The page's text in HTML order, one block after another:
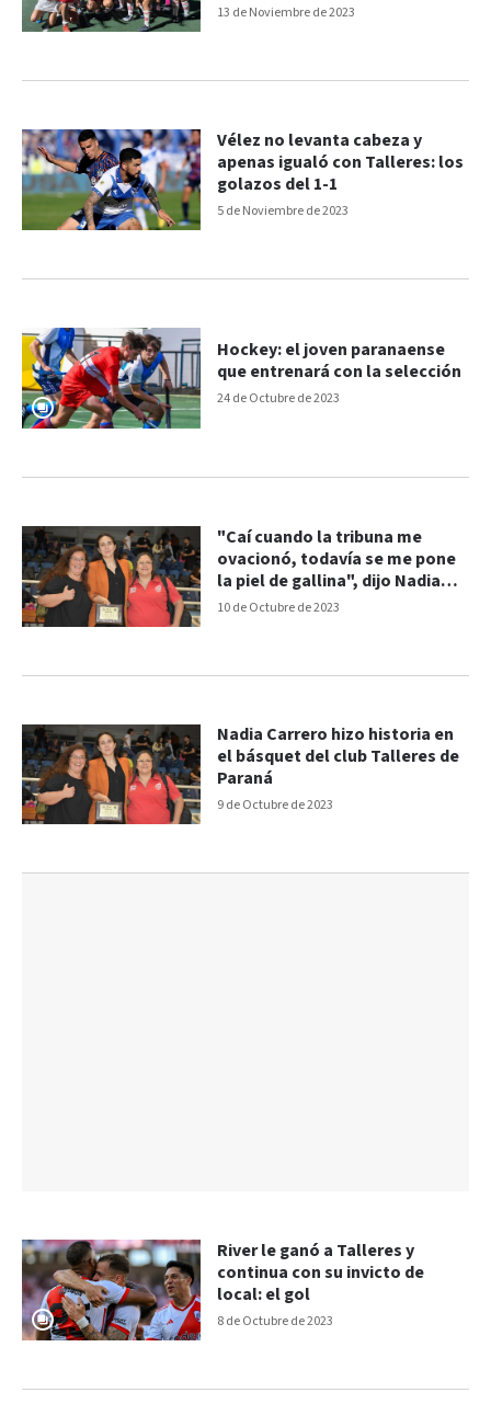
13 de Noviembre de 2023
5 de Noviembre de 2023
Vélez no levanta cabeza y
apenas igualó con Talleres: los
golazos del 1-1
24 de Octubre de 2023
Hockey: el joven paranaense
que entrenará con la selección
10 de Octubre de 2023
"Caí cuando la tribuna me
ovacionó, todavía se me pone
la piel de gallina", dijo Nadia
Carrero
9 de Octubre de 2023
Nadia Carrero hizo historia en
el básquet del club Talleres de
Paraná
8 de Octubre de 2023
River le ganó a Talleres y
continua con su invicto de
local: el gol